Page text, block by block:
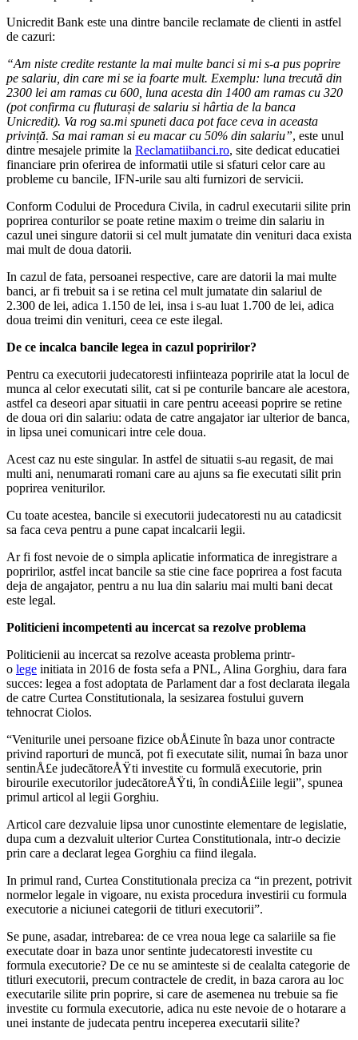
Unicredit Bank este una dintre bancile reclamate de clienti in astfel
de cazuri:
“Am niste credite restante la mai multe banci si mi s-a pus poprire
pe salariu, din care mi se ia foarte mult. Exemplu: luna trecută din
2300 lei am ramas cu 600, luna acesta din 1400 am ramas cu 320
(pot confirma cu fluturași de salariu si hârtia de la banca
Unicredit). Va rog sa.mi spuneti daca pot face ceva in aceasta
privință. Sa mai raman si eu macar cu 50% din salariu”, este unul
dintre mesajele primite la Reclamatiibanci.ro, site dedicat educatiei
financiare prin oferirea de informatii utile si sfaturi celor care au
probleme cu bancile, IFN-urile sau alti furnizori de servicii.
Conform Codului de Procedura Civila, in cadrul executarii silite prin
poprirea conturilor se poate retine maxim o treime din salariu in
cazul unei singure datorii si cel mult jumatate din venituri daca exista
mai mult de doua datorii.
In cazul de fata, persoanei respective, care are datorii la mai multe
banci, ar fi trebuit sa i se retina cel mult jumatate din salariul de
2.300 de lei, adica 1.150 de lei, insa i s-au luat 1.700 de lei, adica
doua treimi din venituri, ceea ce este ilegal.
De ce incalca bancile legea in cazul popririlor?
Pentru ca executorii judecatoresti infiinteaza popririle atat la locul de
munca al celor executati silit, cat si pe conturile bancare ale acestora,
astfel ca deseori apar situatii in care pentru aceeasi poprire se retine
de doua ori din salariu: odata de catre angajator iar ulterior de banca,
in lipsa unei comunicari intre cele doua.
Acest caz nu este singular. In astfel de situatii s-au regasit, de mai
multi ani, nenumarati romani care au ajuns sa fie executati silit prin
poprirea veniturilor.
Cu toate acestea, bancile si executorii judecatoresti nu au catadicsit
sa faca ceva pentru a pune capat incalcarii legii.
Ar fi fost nevoie de o simpla aplicatie informatica de inregistrare a
popririlor, astfel incat bancile sa stie cine face poprirea a fost facuta
deja de angajator, pentru a nu lua din salariu mai multi bani decat
este legal.
Politicieni incompetenti au incercat sa rezolve problema
Politicienii au incercat sa rezolve aceasta problema printr-
o lege initiata in 2016 de fosta sefa a PNL, Alina Gorghiu, dara fara
succes: legea a fost adoptata de Parlament dar a fost declarata ilegala
de catre Curtea Constitutionala, la sesizarea fostului guvern
tehnocrat Ciolos.
“Veniturile unei persoane fizice obÅ£inute în baza unor contracte
privind raporturi de muncă, pot fi executate silit, numai în baza unor
sentinÅ£e judecătoreÅŸti investite cu formulă executorie, prin
birourile executorilor judecătoreÅŸti, în condiÅ£iile legii”, spunea
primul articol al legii Gorghiu.
Articol care dezvaluie lipsa unor cunostinte elementare de legislatie,
dupa cum a dezvaluit ulterior Curtea Constitutionala, intr-o decizie
prin care a declarat legea Gorghiu ca fiind ilegala.
In primul rand, Curtea Constitutionala preciza ca “in prezent, potrivit
normelor legale in vigoare, nu exista procedura investirii cu formula
executorie a niciunei categorii de titluri executorii”.
Se pune, asadar, intrebarea: de ce vrea noua lege ca salariile sa fie
executate doar in baza unor sentinte judecatoresti investite cu
formula executorie? De ce nu se aminteste si de cealalta categorie de
titluri executorii, precum contractele de credit, in baza carora au loc
executarile silite prin poprire, si care de asemenea nu trebuie sa fie
investite cu formula executorie, adica nu este nevoie de o hotarare a
unei instante de judecata pentru inceperea executarii silite?